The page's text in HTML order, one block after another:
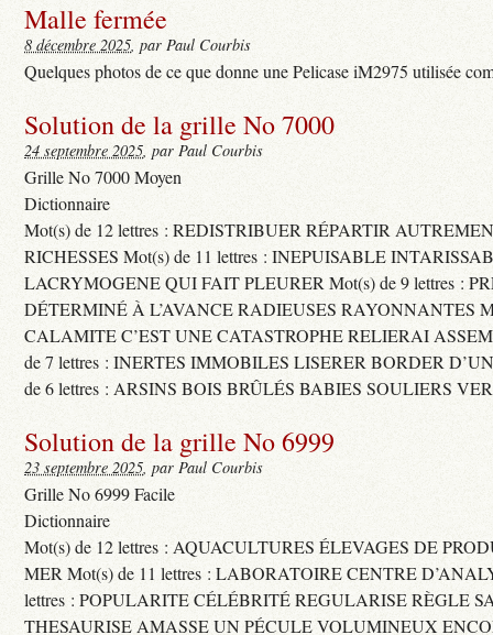
Malle fermée
8 décembre 2025, par Paul Courbis
Quelques photos de ce que donne une Pelicase iM2975 utilisée
Solution de la grille No 7000
24 septembre 2025, par Paul Courbis
Grille No 7000 Moyen
Dictionnaire
Mot(s) de 12 lettres : REDISTRIBUER RÉPARTIR
RICHESSES Mot(s) de 11 lettres : INEPUISABLE
LACRYMOGENE QUI FAIT PLEURER Mot(s) de 9 lettres :
DÉTERMINÉ À L’AVANCE RADIEUSES RAYONNANTES
CALAMITE C’EST UNE CATASTROPHE RELIERAI
de 7 lettres : INERTES IMMOBILES LISERER BORDER
de 6 lettres : ARSINS BOIS BRÛLÉS BABIES SOULIERS
Solution de la grille No 6999
23 septembre 2025, par Paul Courbis
Grille No 6999 Facile
Dictionnaire
Mot(s) de 12 lettres : AQUACULTURES ÉLEVAGES DE
MER Mot(s) de 11 lettres : LABORATOIRE CENTRE
lettres : POPULARITE CÉLÉBRITÉ REGULARISE RÈGLE
THESAURISE AMASSE UN PÉCULE VOLUMINEUX